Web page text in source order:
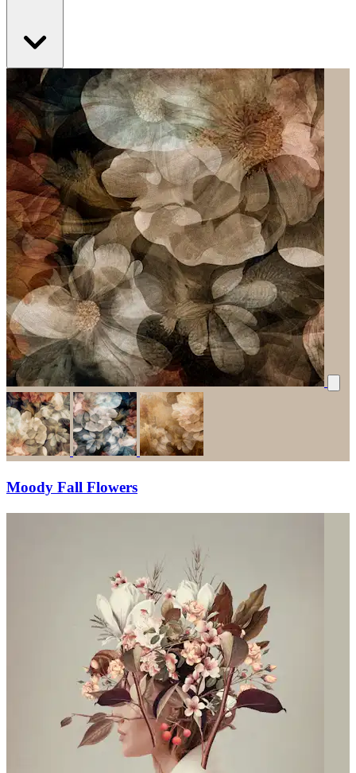
Moody Fall Flowers